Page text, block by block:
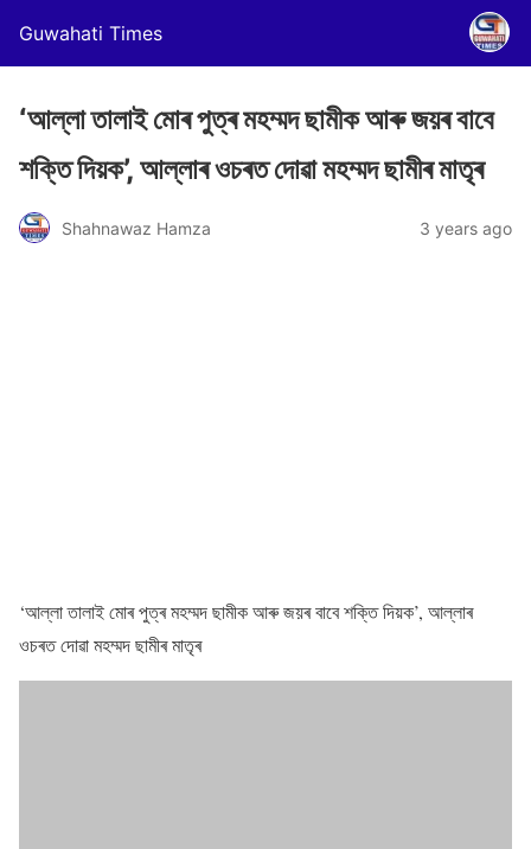
Guwahati Times
‘আল্লা তালাই মোৰ পুত্ৰ মহম্মদ ছামীক আৰু জয়ৰ বাবে
শক্তি দিয়ক’, আল্লাৰ ওচৰত দোৱা মহম্মদ ছামীৰ মাতৃৰ
Shahnawaz Hamza 3 years ago
‘আল্লা তালাই মোৰ পুত্ৰ মহম্মদ ছামীক আৰু জয়ৰ বাবে শক্তি দিয়ক’, আল্লাৰ
ওচৰত দোৱা মহম্মদ ছামীৰ মাতৃৰ